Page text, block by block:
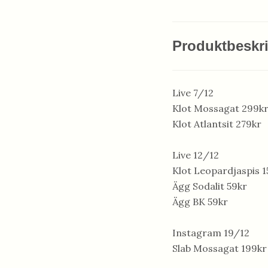
Live 7/12
Klot Mossagat 299kr
Klot Atlantsit 279kr
Live 12/12
Klot Leopardjaspis
Ägg Sodalit 59kr
Ägg BK 59kr
Instagram 19/12
Slab Mossagat 199kr